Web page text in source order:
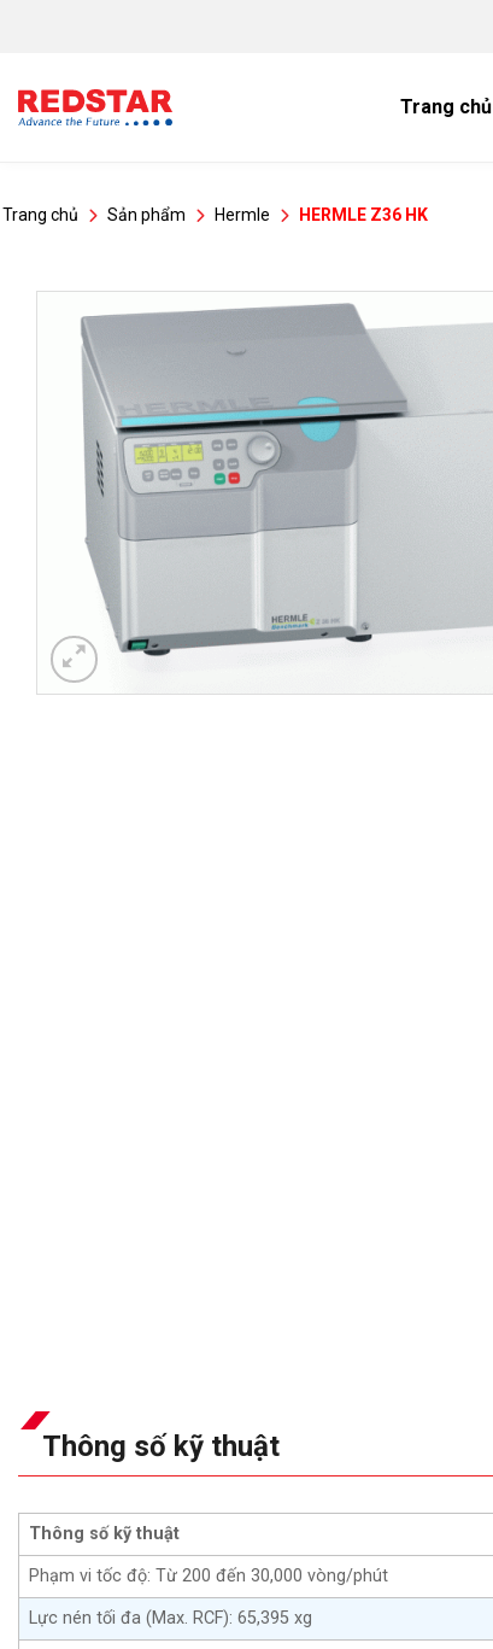
dung
Trang chủ
Trang chủ Sản phẩm Hermle HERMLE Z36 HK
Thông số kỹ thuật
Thông số kỹ thuật
Phạm vi tốc độ: Từ 200 đến 30,000 vòng/phút
Lực nén tối đa (Max. RCF): 65,395 xg